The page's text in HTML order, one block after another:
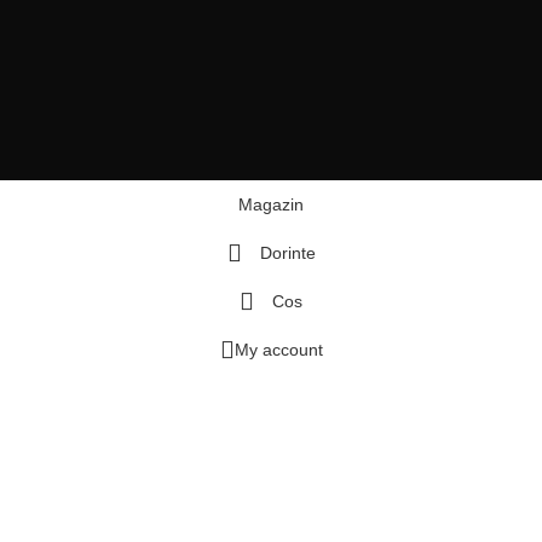
Magazin
Dorinte
Cos
My account